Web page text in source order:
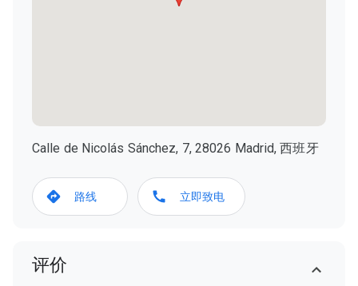
Calle de Nicolás Sánchez, 7, 28026 Madrid, 西班牙
路线 立即致电
评价